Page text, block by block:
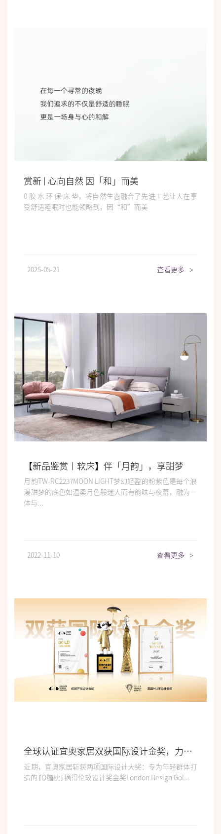
赏新 | 心向自然 因「和」而美
0 胶 水 环 保 床 垫，将自然生态融合了先进工艺让人在享
受舒适睡眠时也能领略到，因“和”而美
2025-05-21 查看更多 >
【新品鉴赏丨软床】伴「月韵」，享甜梦
月韵TW-RC2237MOON LIGHT梦幻轻盈的粉紫色是每个浪
漫甜梦的底色如温柔月色般迷人而有韵味与夜幕，融为一
体与...
2022-11-10 查看更多 >
全球认证宜奥家居双获国际设计金奖，力显产品设计创新硬实力
近期，宜奥家居斩获两项国际设计大奖：专为年轻群体打
造的 ⌈Q糖枕⌋ 摘得伦敦设计奖金奖London Design Gol...